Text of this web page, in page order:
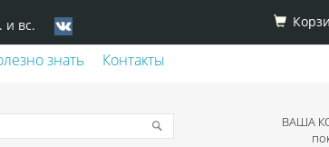
и вс.
знать Контакты
ВАША